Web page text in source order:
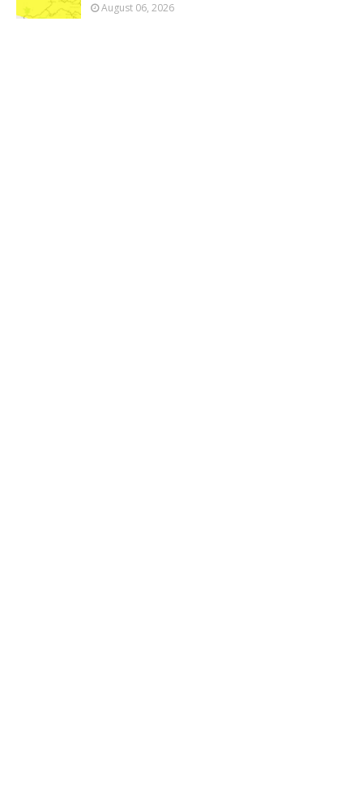
August 06, 2026